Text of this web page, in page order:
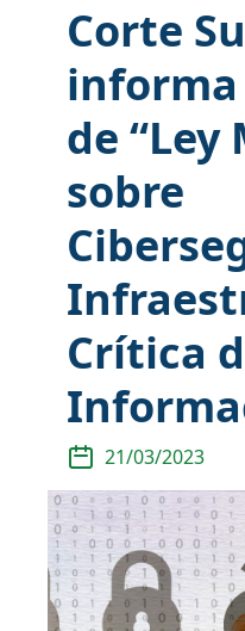
Corte
de “Ley
sobre
Crítica
21/03/2023